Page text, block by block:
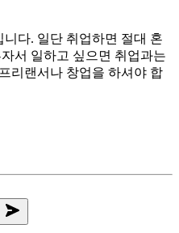
다. 일단 취업하면 절대 혼
서 일하고 싶으면 취업과는
리랜서나 창업을 하셔야 합